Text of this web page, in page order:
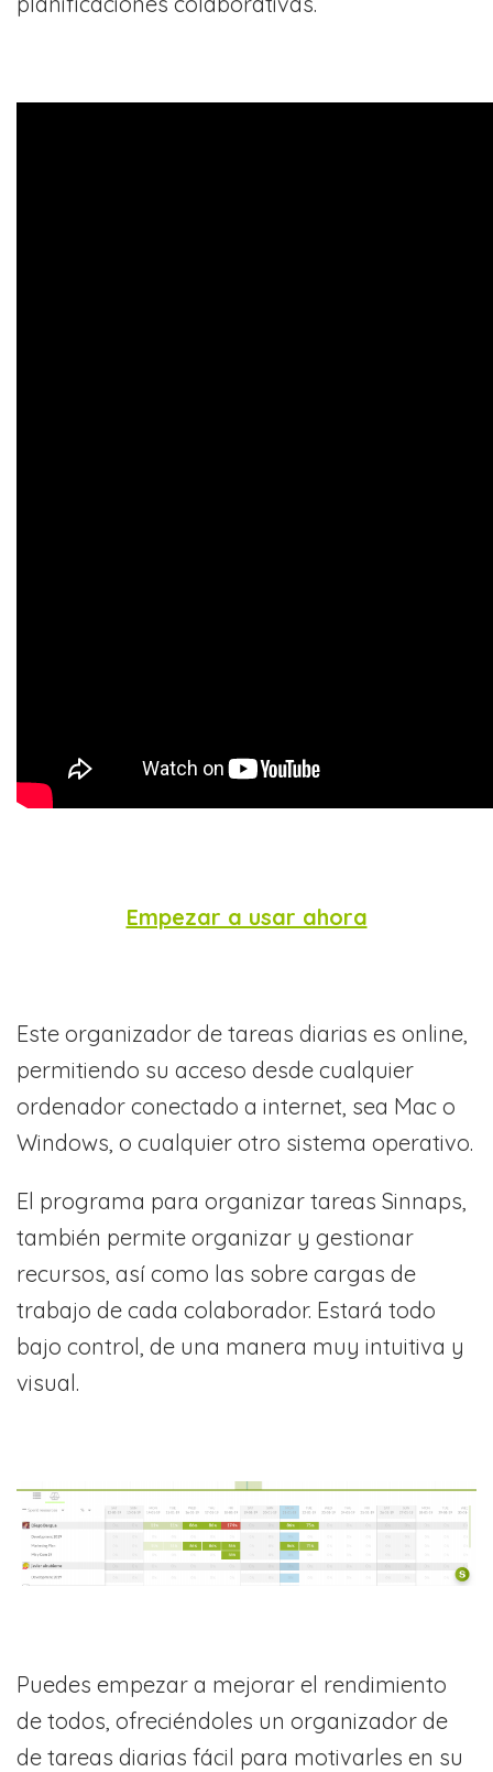
Empezar a usar ahora
Este organizador de tareas diarias es online,
permitiendo su acceso desde cualquier
ordenador conectado a internet, sea Mac o
Windows, o cualquier otro sistema operativo.
El programa para organizar tareas Sinnaps,
también permite organizar y gestionar
recursos, así como las sobre cargas de
trabajo de cada colaborador. Estará todo
bajo control, de una manera muy intuitiva y
visual.
Puedes empezar a mejorar el rendimiento
de todos, ofreciéndoles un organizador de
de tareas diarias fácil para motivarles en su